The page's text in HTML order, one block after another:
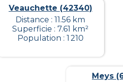
Veauchette (42340)
Distance : 11.56 km
Superficie : 7.61 km²
Population : 1 210
Meys